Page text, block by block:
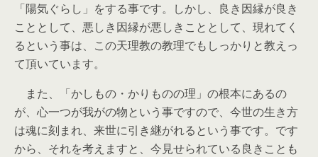
「陽気ぐらし」をする事です。しかし、良き因縁が良き
こととして、悪しき因縁が悪しきこととして、現れてく
るという事は、この天理教の教理でもしっかりと教えっ
て頂いています。
また、「かしもの・かりものの理」の根本にあるの
が、心一つが我がの物という事ですので、今世の生き方
は魂に刻まれ、来世に引き継がれるという事です。です
から、それを考えますと、今見せられている良きことも